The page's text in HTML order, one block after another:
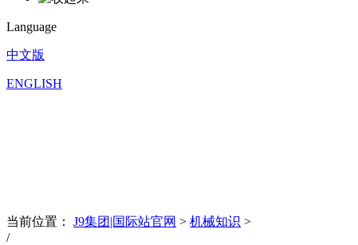
Language
中文版
ENGLISH
当前位置： J9集团|国际站官网 > 机械知识 >
/